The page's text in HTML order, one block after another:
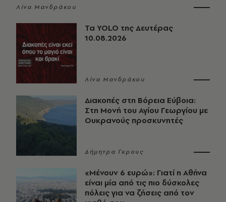
Λίνα Μανδράκου
Τα YOLO της Δευτέρας
10.08.2026
Λίνα Μανδράκου
Διακοπές στη Βόρεια Εύβοια:
Στη Μονή του Αγίου Γεωργίου με
Ουκρανούς προσκυνητές
Δήμητρα Γκρους
«Μένουν 6 ευρώ»: Γιατί η Αθήνα
είναι μία από τις πιο δύσκολες
πόλεις για να ζήσεις από τον